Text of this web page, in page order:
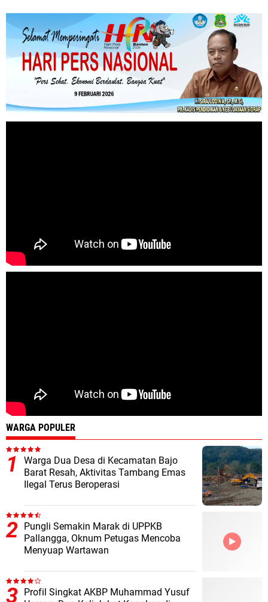
WARGA POPULER
Warga Dua Desa di Kecamatan Bajo
Barat Resah, Aktivitas Tambang Emas
Ilegal Terus Beroperasi
Pungli Semakin Marak di UPPKB
Pallangga, Oknum Petugas Mencoba
Menyuap Wartawan
Profil Singkat AKBP Muhammad Yusuf